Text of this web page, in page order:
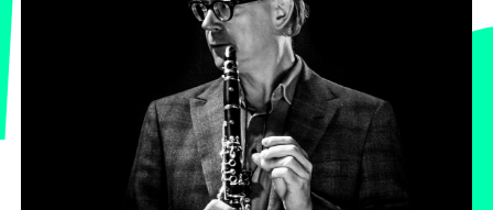
TELEFON
JEGYPÉNZTÁR
NYITVA TARTÁSA